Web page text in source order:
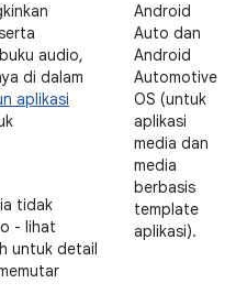
audio,
di dalam
aplikasi
tidak
- lihat
untuk detail
Android
Auto dan
Android
Automotive
OS (untuk
aplikasi
media dan
media
berbasis
template
aplikasi).